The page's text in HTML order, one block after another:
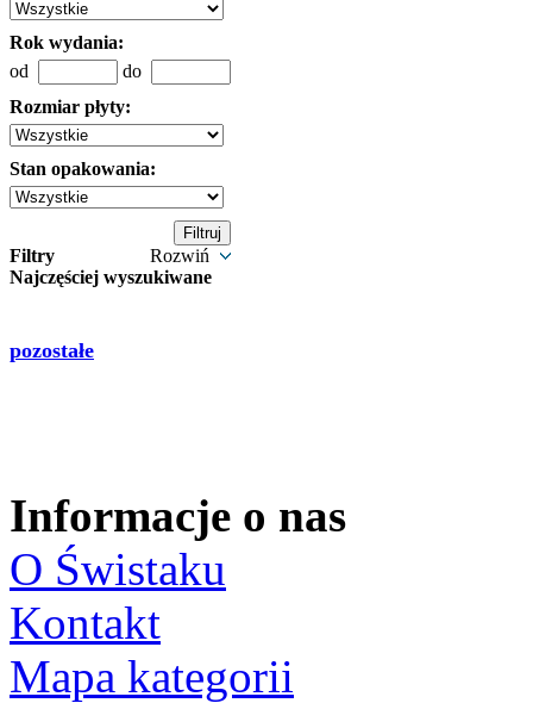
Rok wydania:
od
do
Rozmiar płyty:
Stan opakowania:
Filtry
Rozwiń
Najczęściej wyszukiwane
pozostałe
Informacje o nas
O Świstaku
Kontakt
Mapa kategorii